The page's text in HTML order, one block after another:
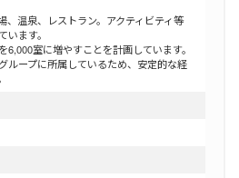
、温泉、レストラン。アクティビティ等
ます。
6,000室に増やすことを計画しています。
ループに所属しているため、安定的な経